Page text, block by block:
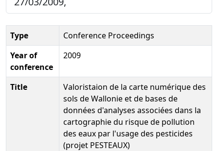
Type
Conference Proceedings
Year of
conference
2009
Title
Valoristaion de la carte numérique des
sols de Wallonie et de bases de
données d'analyses associées dans la
cartographie du risque de pollution
des eaux par l'usage des pesticides
(projet PESTEAUX)